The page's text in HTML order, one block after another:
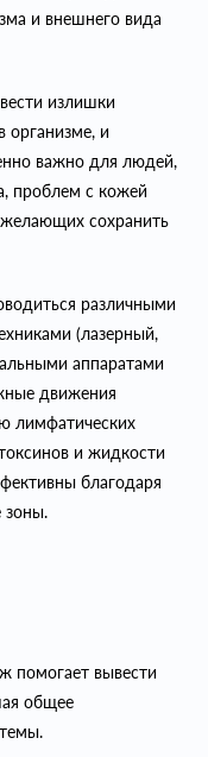
и внешнего вида
излишки
организме, и
важно для людей,
проблем с кожей
желающих сохранить
различными
(лазерный,
аппаратами
движения
лимфатических
и жидкости
благодаря
зоны.
помогает вывести
общее